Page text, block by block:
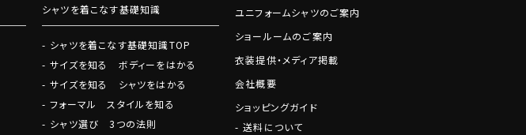
シャツを着こなす基礎知識
シャツを着こなす基礎知識TOP
サイズを知る ボディーをはかる
サイズを知る シャツをはかる
フォーマル スタイルを知る
シャツ選び 3つの法則
ユニフォームシャツのご案内
ショールームのご案内
衣装提供・メディア掲載
会社概要
ショッピングガイド
送料について